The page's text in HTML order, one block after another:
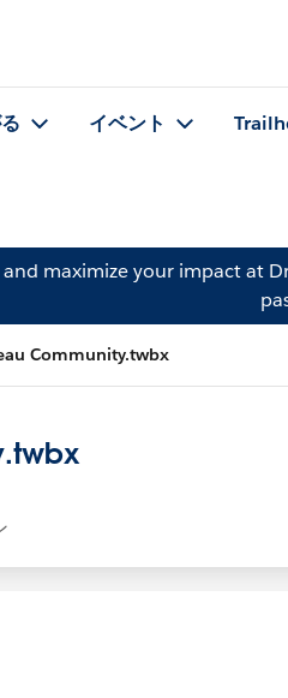
イベント
maximize your impact at
Community.twbx